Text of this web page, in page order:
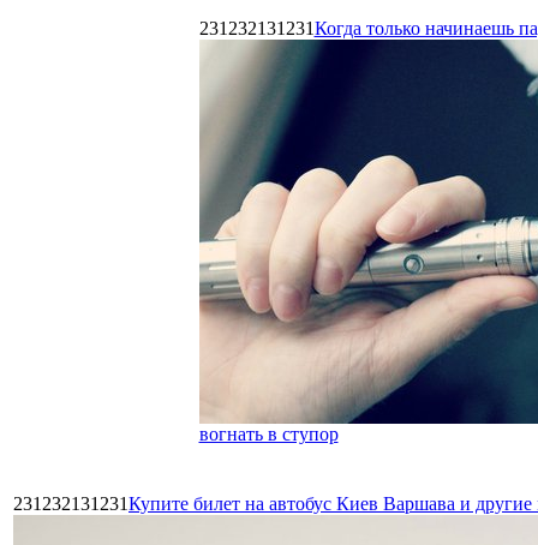
231232131231Когда только начинаешь
вогнать в ступор
231232131231Купите билет на автобус Киев Варшава и